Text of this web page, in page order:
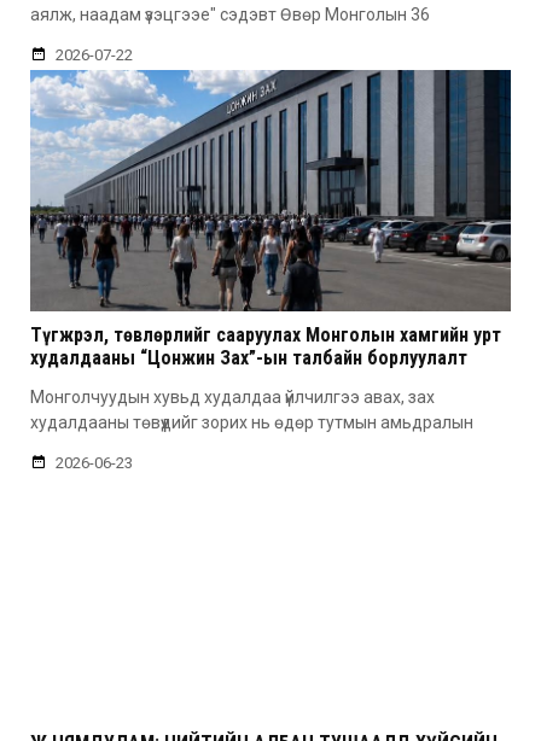
аялж, наадам үзэцгээе" сэдэвт Өвөр Монголын 36
2026-07-22
Түгжрэл, төвлөрлийг сааруулах Монголын хамгийн урт
худалдааны “Цонжин Зах”-ын талбайн борлуулалт
Монголчуудын хувьд худалдаа үйлчилгээ авах, зах
худалдааны төвүүдийг зорих нь өдөр тутмын амьдралын
2026-06-23